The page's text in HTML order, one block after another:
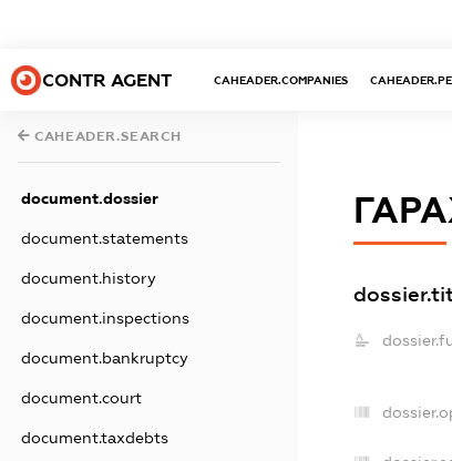
CONTR AGENT CAHEADER.COMPANIES
CAHEADER.SEARCH
document.dossier
document.statements
document.history
document.inspections
document.bankruptcy
document.court
document.taxdebts